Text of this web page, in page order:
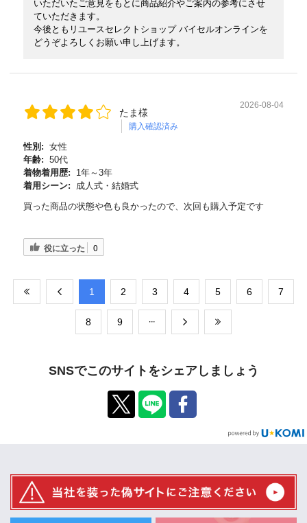
いただいたご意見をもとに商品紹介やご案内の参考にさせ
ていただきます。
今後ともリユースセレクトショップ バイセルオンラインを
どうぞよろしくお願い申し上げます。
たま様
購入確認済み
2026-08-04
性別: 女性
年齢: 50代
着物着用歴:
1年～3年
着用シーン:
成人式・結婚式
買った商品の状態や色も良かったので、次回も購入予定です
役に立った 0
​1 ​2 ​3 ​4 ​5 ​6 ​7
​8 ​9
SNSでこのサイトをシェアしましょう